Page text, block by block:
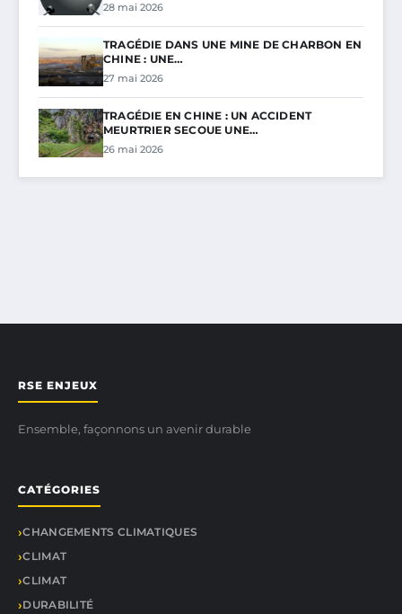
28 mai 2026
TRAGÉDIE DANS UNE MINE DE CHARBON EN
CHINE : UNE…
27 mai 2026
TRAGÉDIE EN CHINE : UN ACCIDENT
MEURTRIER SECOUE UNE…
26 mai 2026
RSE ENJEUX
Ensemble, façonnons un avenir durable
CATÉGORIES
CHANGEMENTS CLIMATIQUES
CLIMAT
CLIMAT
DURABILITÉ